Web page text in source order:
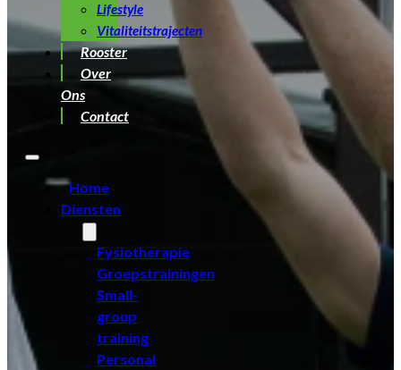
Lifestyle
Vitaliteitstrajecten
Rooster
Over
Ons
Contact
Home
Diensten
Fysiotherapie
Groepstrainingen
Small-
group
training
Personal